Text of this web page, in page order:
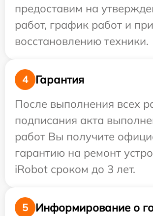
предоставим на
работ, график работ и
восстановлению техники.
4
Гарантия
После выполнения всех
подписания акта
работ Вы получите
гарантию на ремонт
iRobot сроком до 3 лет.
5 Информирование о